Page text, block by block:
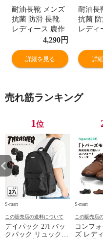
耐油長靴 メンズ
抗菌 防滑 長靴
レディース 農作
業 衛生長靴 白
業務用 履きやす
い 滑りにくい 白
長靴 厨房 キッチ
飲食店 調理 仕事
作業 男性用 女性
ブラック ネイビ
ー 日本製
CSF300
4,290円
詳細を見る
耐油長
抗菌
レディ
業 衛
業務用
い 滑り
長靴
飲食店
作業
ブラッ
ー 日本
CSF300
詳
売れ筋ランキング
1位
S-mart
この販売店の送料について
デイパック 27l バッ
クパック リュック
S-mart
この販売店
コンフ
ズ レデ